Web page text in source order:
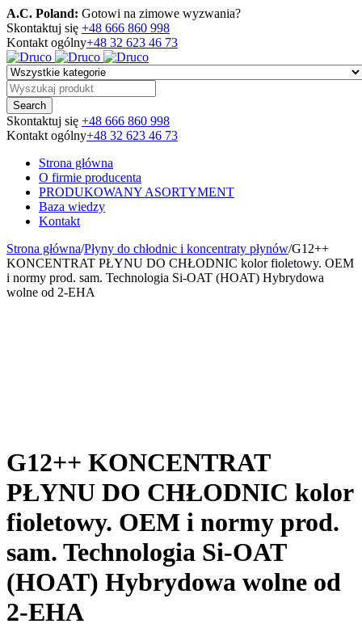
A.C. Poland: Gotowi na zimowe wyzwania?
Skontaktuj się +48 666 860 998
Kontakt ogólny+48 32 623 46 73
Skontaktuj się +48 666 860 998
Kontakt ogólny+48 32 623 46 73
Strona główna
O firmie producenta
PRODUKOWANY ASORTYMENT
Baza wiedzy
Kontakt
Strona główna/Płyny do chłodnic i koncentraty płynów/G12++
KONCENTRAT PŁYNU DO CHŁODNIC kolor fioletowy. OEM
i normy prod. sam. Technologia Si-OAT (HOAT) Hybrydowa
wolne od 2-EHA
G12++ KONCENTRAT
PŁYNU DO CHŁODNIC kolor
fioletowy. OEM i normy prod.
sam. Technologia Si-OAT
(HOAT) Hybrydowa wolne od
2-EHA